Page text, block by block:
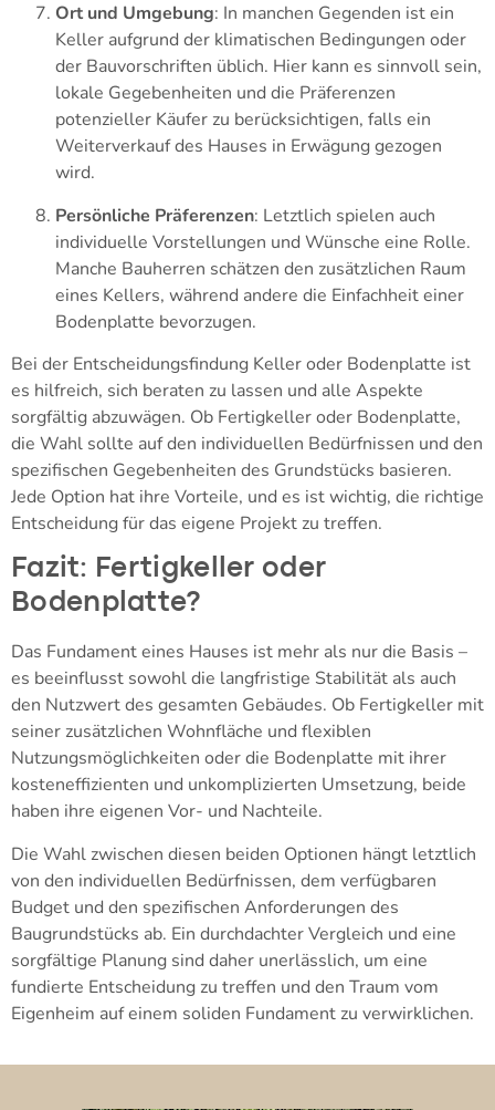
Ort und Umgebung: In manchen Gegenden ist ein
Keller aufgrund der klimatischen Bedingungen oder
der Bauvorschriften üblich. Hier kann es sinnvoll sein,
lokale Gegebenheiten und die Präferenzen
potenzieller Käufer zu berücksichtigen, falls ein
Weiterverkauf des Hauses in Erwägung gezogen
wird.
Persönliche Präferenzen: Letztlich spielen auch
individuelle Vorstellungen und Wünsche eine Rolle.
Manche Bauherren schätzen den zusätzlichen Raum
eines Kellers, während andere die Einfachheit einer
Bodenplatte bevorzugen.
Bei der Entscheidungsfindung Keller oder Bodenplatte ist
es hilfreich, sich beraten zu lassen und alle Aspekte
sorgfältig abzuwägen. Ob Fertigkeller oder Bodenplatte,
die Wahl sollte auf den individuellen Bedürfnissen und den
spezifischen Gegebenheiten des Grundstücks basieren.
Jede Option hat ihre Vorteile, und es ist wichtig, die richtige
Entscheidung für das eigene Projekt zu treffen.
Fazit: Fertigkeller oder
Bodenplatte?
Das Fundament eines Hauses ist mehr als nur die Basis –
es beeinflusst sowohl die langfristige Stabilität als auch
den Nutzwert des gesamten Gebäudes. Ob Fertigkeller mit
seiner zusätzlichen Wohnfläche und flexiblen
Nutzungsmöglichkeiten oder die Bodenplatte mit ihrer
kosteneffizienten und unkomplizierten Umsetzung, beide
haben ihre eigenen Vor- und Nachteile.
Die Wahl zwischen diesen beiden Optionen hängt letztlich
von den individuellen Bedürfnissen, dem verfügbaren
Budget und den spezifischen Anforderungen des
Baugrundstücks ab. Ein durchdachter Vergleich und eine
sorgfältige Planung sind daher unerlässlich, um eine
fundierte Entscheidung zu treffen und den Traum vom
Eigenheim auf einem soliden Fundament zu verwirklichen.